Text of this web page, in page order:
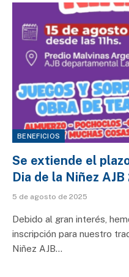
BENEFICIOS
Se extiende el
Dia de la Niñez
5 de agosto de 2025
Debido al gran interés,
inscripción para nuestro
Niñez AJB…